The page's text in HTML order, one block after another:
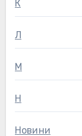
К
Л
М
Н
Новини